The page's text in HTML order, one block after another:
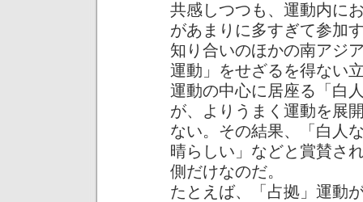
共感しつつも、運動内に
があまりに多すぎて参加
知り合いのほかの南アジ
運動」をせざるを得ない
運動の中心に居座る「白
が、よりうまく運動を展
ない。その結果、「白人
晴らしい」などと賞賛さ
側だけなのだ。
たとえば、「占拠」運動